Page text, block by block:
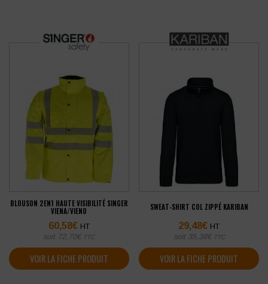
BLOUSON 2EN1 HAUTE VISIBILITÉ SINGER
VIENA/VIENO
60,58€ HT
soit 72,70€ TTC
VOIR LA FICHE PRODUIT
SWEAT-SHIRT COL ZIPPÉ KARIBAN
29,48€ HT
soit 35,38€ TTC
VOIR LA FICHE PRODUIT